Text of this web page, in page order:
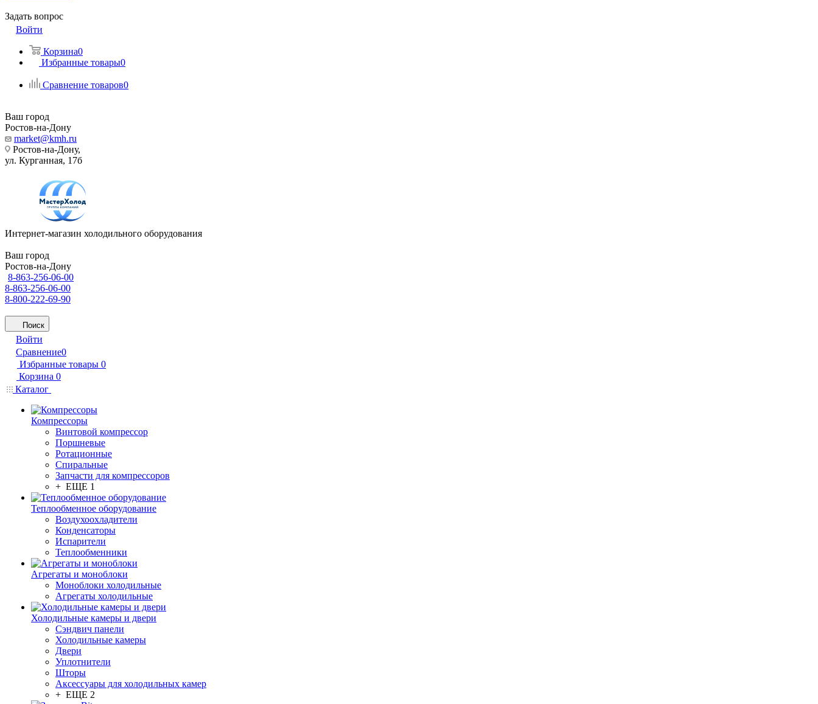
Задать вопрос
Войти
Корзина0
Избранные товары0
Сравнение товаров0
Ваш город
Ростов-на-Дону
market@kmh.ru
Ростов-на-Дону,
ул. Курганная, 17б
Интернет-магазин холодильного оборудования
Ваш город
Ростов-на-Дону
8-863-256-06-00
8-863-256-06-00
8-800-222-69-90
Поиск
Войти
Сравнение0
Избранные товары 0
Корзина 0
Каталог
Компрессоры
Винтовой компрессор
Поршневые
Ротационные
Спиральные
Запчасти для компрессоров
+ ЕЩЕ 1
Теплообменное оборудование
Воздухоохладители
Конденсаторы
Испарители
Теплообменники
Агрегаты и моноблоки
Моноблоки холодильные
Агрегаты холодильные
Холодильные камеры и двери
Сэндвич панели
Холодильные камеры
Двери
Уплотнители
Шторы
Аксессуары для холодильных камер
+ ЕЩЕ 2